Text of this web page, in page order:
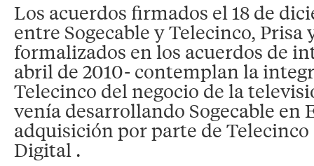
Los acuerdos firmados el 18 de
entre Sogecable y Telecinco, Prisa
formalizados en los acuerdos de
abril de 2010- contemplan la
Telecinco del negocio de la
venía desarrollando Sogecable en
adquisición por parte de Telecinco
Digital .